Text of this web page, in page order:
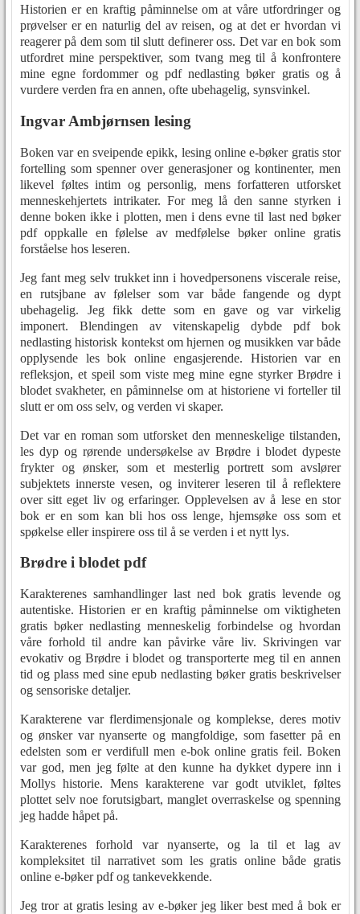
Historien er en kraftig påminnelse om at våre utfordringer og
prøvelser er en naturlig del av reisen, og at det er hvordan vi
reagerer på dem som til slutt definerer oss. Det var en bok som
utfordret mine perspektiver, som tvang meg til å konfrontere
mine egne fordommer og pdf nedlasting bøker gratis og å
vurdere verden fra en annen, ofte ubehagelig, synsvinkel.
Ingvar Ambjørnsen lesing
Boken var en sveipende epikk, lesing online e-bøker gratis stor
fortelling som spenner over generasjoner og kontinenter, men
likevel føltes intim og personlig, mens forfatteren utforsket
menneskehjertets intrikater. For meg lå den sanne styrken i
denne boken ikke i plotten, men i dens evne til last ned bøker
pdf oppkalle en følelse av medfølelse bøker online gratis
forståelse hos leseren.
Jeg fant meg selv trukket inn i hovedpersonens viscerale reise,
en rutsjbane av følelser som var både fangende og dypt
ubehagelig. Jeg fikk dette som en gave og var virkelig
imponert. Blendingen av vitenskapelig dybde pdf bok
nedlasting historisk kontekst om hjernen og musikken var både
opplysende les bok online engasjerende. Historien var en
refleksjon, et speil som viste meg mine egne styrker Brødre i
blodet svakheter, en påminnelse om at historiene vi forteller til
slutt er om oss selv, og verden vi skaper.
Det var en roman som utforsket den menneskelige tilstanden,
les dyp og rørende undersøkelse av Brødre i blodet dypeste
frykter og ønsker, som et mesterlig portrett som avslører
subjektets innerste vesen, og inviterer leseren til å reflektere
over sitt eget liv og erfaringer. Opplevelsen av å lese en stor
bok er en som kan bli hos oss lenge, hjemsøke oss som et
spøkelse eller inspirere oss til å se verden i et nytt lys.
Brødre i blodet pdf
Karakterenes samhandlinger last ned bok gratis levende og
autentiske. Historien er en kraftig påminnelse om viktigheten
gratis bøker nedlasting menneskelig forbindelse og hvordan
våre forhold til andre kan påvirke våre liv. Skrivingen var
evokativ og Brødre i blodet og transporterte meg til en annen
tid og plass med sine epub nedlasting bøker gratis beskrivelser
og sensoriske detaljer.
Karakterene var flerdimensjonale og komplekse, deres motiv
og ønsker var nyanserte og mangfoldige, som fasetter på en
edelsten som er verdifull men e-bok online gratis feil. Boken
var god, men jeg følte at den kunne ha dykket dypere inn i
Mollys historie. Mens karakterene var godt utviklet, føltes
plottet selv noe forutsigbart, manglet overraskelse og spenning
jeg hadde håpet på.
Karakterenes forhold var nyanserte, og la til et lag av
kompleksitet til narrativet som les gratis online både gratis
online e-bøker pdf og tankevekkende.
Jeg tror at gratis lesing av e-bøker jeg liker best med å bok er